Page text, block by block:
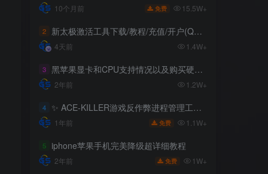
10个月前 免费 15.5W+
2 新太极激活工具下载/教程/充值/开户(QQ交流群号:523943346)
4天前 1.4W+
3 黑苹果显卡和CPU支持情况以及购买硬件防踩坑指南
2年前 1.2W+
4 ✨ ACE-KILLER游戏反作弊进程管理工具 ✨
1年前 免费 1.1W+
5 iphone苹果手机完美降级超详细教程
2年前 免费 1W+
10个月前 免费 15.5W+
2 新太极激活工具下载/教程/充值/开户(QQ交流群号:523943346)
4天前 1.4W+
3 黑苹果显卡和CPU支持情况以及购买硬件防踩坑指南
2年前 1.2W+
4 ✨ ACE-KILLER游戏反作弊进程管理工具 ✨
1年前 免费 1.1W+
5 iphone苹果手机完美降级超详细教程
2年前 免费 1W+